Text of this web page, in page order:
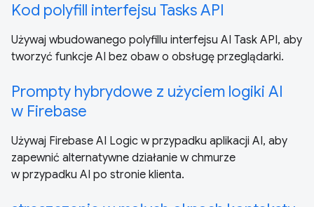
Kod polyfill interfejsu Tasks API
Używaj wbudowanego polyfillu interfejsu AI Task API, aby
tworzyć funkcje AI bez obaw o obsługę przeglądarki.
Prompty hybrydowe z użyciem logiki AI
w Firebase
Używaj Firebase AI Logic w przypadku aplikacji AI, aby
zapewnić alternatywne działanie w chmurze
w przypadku AI po stronie klienta.